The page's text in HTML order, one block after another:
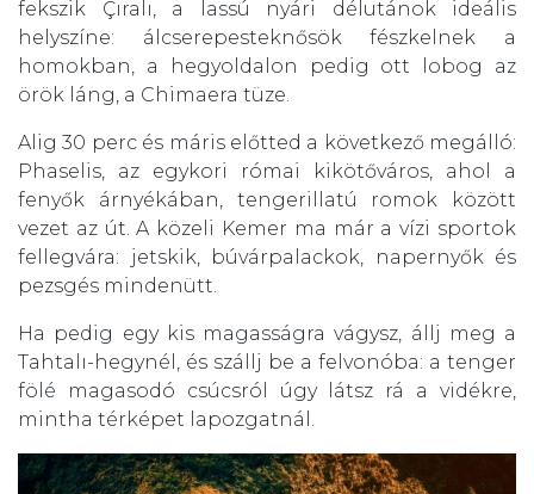
fekszik Çıralı, a lassú nyári délutánok ideális
helyszíne: álcserepesteknősök fészkelnek a
homokban, a hegyoldalon pedig ott lobog az
örök láng, a Chimaera tüze.
Alig 30 perc és máris előtted a következő megálló:
Phaselis, az egykori római kikötőváros, ahol a
fenyők árnyékában, tengerillatú romok között
vezet az út. A közeli Kemer ma már a vízi sportok
fellegvára: jetskik, búvárpalackok, napernyők és
pezsgés mindenütt.
Ha pedig egy kis magasságra vágysz, állj meg a
Tahtalı-hegynél, és szállj be a felvonóba: a tenger
fölé magasodó csúcsról úgy látsz rá a vidékre,
mintha térképet lapozgatnál.